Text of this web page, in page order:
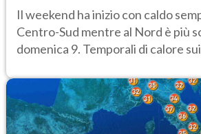
al Centro-Sud
Il weekend ha inizio con caldo
Centro-Sud mentre al Nord è più
domenica 9. Temporali di calore